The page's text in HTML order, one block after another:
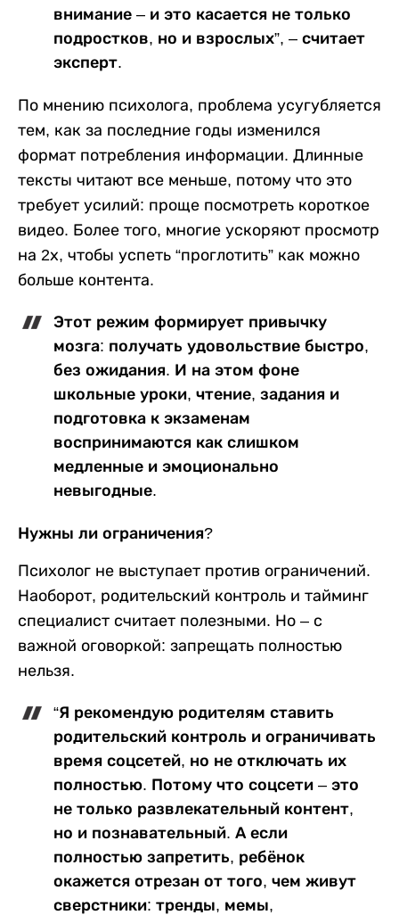
внимание – и это касается не только
подростков, но и взрослых”, – считает
эксперт.
По мнению психолога, проблема усугубляется
тем, как за последние годы изменился
формат потребления информации. Длинные
тексты читают все меньше, потому что это
требует усилий: проще посмотреть короткое
видео. Более того, многие ускоряют просмотр
на 2х, чтобы успеть “проглотить” как можно
больше контента.
Этот режим формирует привычку
мозга: получать удовольствие быстро,
без ожидания. И на этом фоне
школьные уроки, чтение, задания и
подготовка к экзаменам
воспринимаются как слишком
медленные и эмоционально
невыгодные.
Нужны ли ограничения?
Психолог не выступает против ограничений.
Наоборот, родительский контроль и тайминг
специалист считает полезными. Но – с
важной оговоркой: запрещать полностью
нельзя.
“Я рекомендую родителям ставить
родительский контроль и ограничивать
время соцсетей, но не отключать их
полностью. Потому что соцсети – это
не только развлекательный контент,
но и познавательный. А если
полностью запретить, ребёнок
окажется отрезан от того, чем живут
сверстники: тренды, мемы,